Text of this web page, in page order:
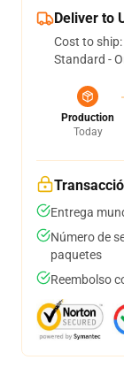
Deliver to
Cost to ship:
Standard -
Production
Today
Entrega
Número de
paquetes
Reembolso